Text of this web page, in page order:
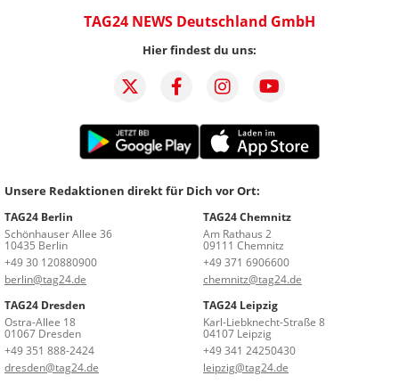
TAG24 NEWS Deutschland GmbH
Hier findest du uns:
Unsere Redaktionen direkt für Dich vor Ort:
TAG24 Berlin
Schönhauser Allee 36
10435 Berlin
+49 30 120880900
berlin@tag24.de
TAG24 Chemnitz
Am Rathaus 2
09111 Chemnitz
+49 371 6906600
chemnitz@tag24.de
TAG24 Dresden
Ostra-Allee 18
01067 Dresden
+49 351 888-2424
dresden@tag24.de
TAG24 Leipzig
Karl-Liebknecht-Straße 8
04107 Leipzig
+49 341 24250430
leipzig@tag24.de